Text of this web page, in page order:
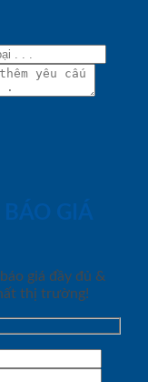
GIÁ
giá đầy đủ &
thị trường!